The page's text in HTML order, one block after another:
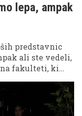
lepa, ampak
predstavnic
ali ste vedeli,
fakulteti, ki